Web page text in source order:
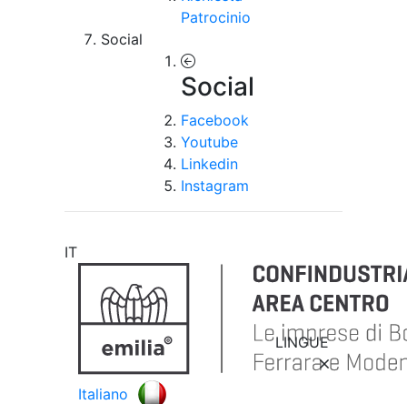
Patrocinio
Social
Social
Facebook
Youtube
Linkedin
Instagram
IT
LINGUE
Italiano